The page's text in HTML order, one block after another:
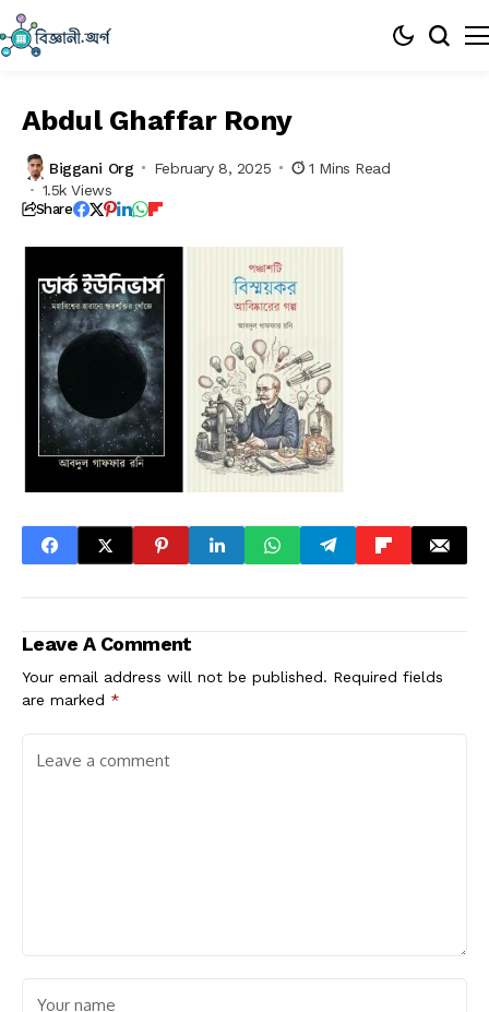
Abdul Ghaffar Rony
Biggani Org February 8, 2025
1 Mins Read
1.5k Views
Share
Leave A Comment
Your email address will not be published. Required fields
are marked *